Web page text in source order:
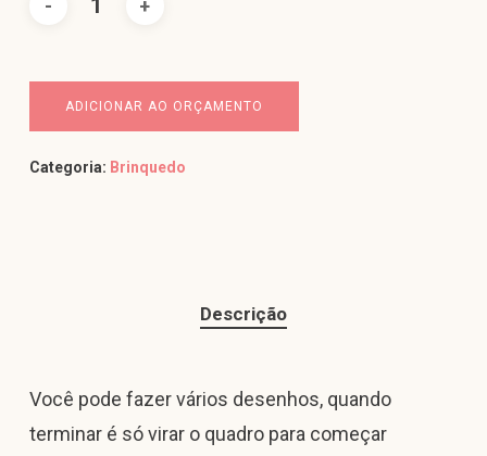
ADICIONAR AO ORÇAMENTO
Categoria: Brinquedo
Descrição
Você pode fazer vários desenhos, quando
terminar é só virar o quadro para começar